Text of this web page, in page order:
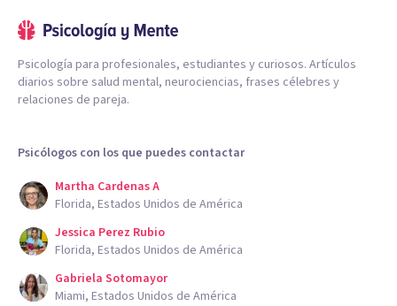
Psicología para profesionales, estudiantes y curiosos. Artículos
diarios sobre salud mental, neurociencias, frases célebres y
relaciones de pareja.
Psicólogos con los que puedes contactar
Martha Cardenas A
Florida, Estados Unidos de América
Jessica Perez Rubio
Florida, Estados Unidos de América
Gabriela Sotomayor
Miami, Estados Unidos de América